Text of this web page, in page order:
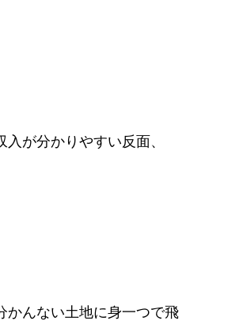
が分かりやすい反面、
かんない土地に身一つで飛